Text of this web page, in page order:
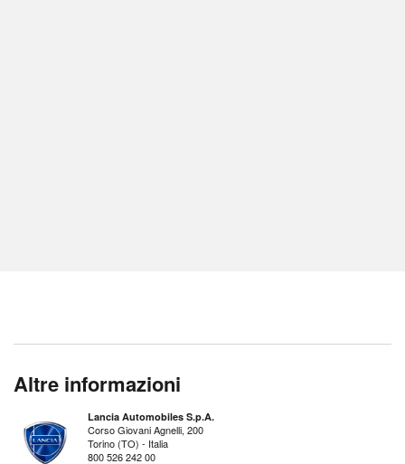
Altre informazioni
Lancia Automobiles S.p.A.
Corso Giovani Agnelli, 200
Torino (TO) - Italia
800 526 242 00